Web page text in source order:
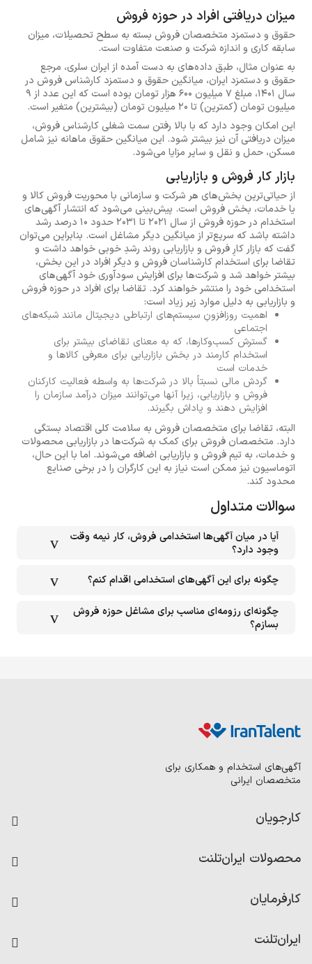
میزان دریافتی افراد در حوزه فروش
حقوق و دستمزد متخصصان فروش بسته به سطح تحصیلات، میزان
سابقه کاری و اندازه شرکت و صنعت متفاوت است.
به عنوان مثال، طبق داده‌های به دست آمده از ایران سلری، مرجع
حقوق و دستمزد ایران، میانگین حقوق و دستمزد کارشناس فروش در
سال ۱۴۰۱، مبلغ ۷ میلیون ۶۰۰ هزار تومان بوده است که این عدد از ۹
میلیون تومان (کمترین) تا ۲۰ میلیون تومان (بیشترین) متغیر است.
این امکان وجود دارد که با بالا رفتن سمت شغلی کارشناس فروش،
میزان دریافتی آن نیز بیشتر شود. این میانگین حقوق ماهانه نیز شامل
مسکن، حمل و نقل و سایر مزایا می‌شود.
بازار کار فروش و بازاریابی
از حیاتی‌ترین بخش‌های هر شرکت و سازمانی با محوریت فروش کالا و
یا خدمات، بخش فروش است. پیش‌بینی می‌شود که انتشار آگهی‌های
استخدام در حوزه فروش از سال 2021 تا 2031 حدود 10 درصد رشد
داشته باشد که سریع‌تر از میانگین دیگر مشاغل است. بنابراین می‌توان
گفت که بازار کارِ فروش و بازاریابی روند رشدِ خوبی خواهد داشت و
تقاضا برای استخدام کارشناسان فروش و دیگر افراد در این بخش،
بیشتر خواهد شد و شرکت‌ها برای افزایش سودآوری خود آگهی‌های
استخدامی خود را منتشر خواهند کرد. تقاضا برای افراد در حوزه فروش
و بازاریابی به دلیل موارد زیر زیاد است:
اهمیت روزافزونِ سیستم‌های ارتباطی دیجیتال مانند شبکه‌های
اجتماعی
گسترش کسب‌وکارها، که به معنای تقاضای بیشتر برای
استخدام کارمند در بخش بازاریابی برای معرفی کالاها و
خدمات است
گردش مالی نسبتاً بالا در شرکت‌ها به واسطه فعالیت کارکنان
فروش و بازاریابی، زیرا آنها می‌توانند میزان درآمد سازمان را
افزایش دهند و پاداش بگیرند.
البته، تقاضا برای متخصصان فروش به سلامت کلی اقتصاد بستگی
دارد. متخصصان فروش برای کمک به شرکت‌ها در بازاریابی محصولات
و خدمات، به تیم فروش و بازاریابی اضافه می‌شوند. اما با این حال،
اتوماسیون نیز ممکن است نیاز به این کارگران را در برخی صنایع
محدود کند.
سوالات متداول
آیا در میان آگهی‌ها استخدامی فروش، کار نیمه وقت
وجود دارد؟
چگونه برای این آگهی‌های استخدامی اقدام کنم؟
چگونه‌ای رزومه‌ای مناسب برای مشاغل حوزه فروش
بسازم؟
آگهی‌های استخدام و همکاری برای
متخصصان ایرانی
کارجویان
رزومه ساز
امتیاز شرکت‌ها
محصولات ایران‌تلنت
کاردیکس
کارفرمایان
ایران‌تلنت